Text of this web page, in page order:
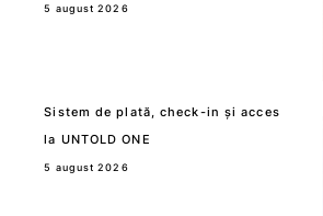
5 august 2026
Sistem de plată, check-in și acces
la UNTOLD ONE
5 august 2026